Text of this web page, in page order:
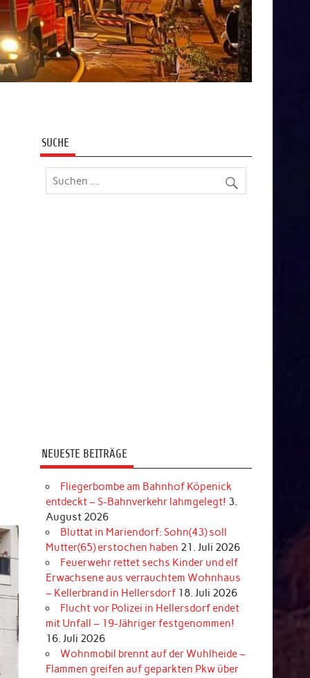
SUCHE
NEUESTE BEITRÄGE
Fliegerbombe am Bahnhof Köpenick
entdeckt – S-Bahnverkehr lahmgelegt! 3.
August 2026
Bluttat in Mariendorf: Sohn(43) soll
Mutter(65) erstochen haben 21. Juli 2026
Feuerwehr rettet sechs Kinder und elf
Erwachsene aus verrauchtem Wohnhaus
– Kellerbrand in Hellersdorf 18. Juli 2026
Flucht vor Polizei in Hellersdorf endet
mit Unfall – 19-Jähriger festgenommen!
16. Juli 2026
Wohnmobil brennt auf der Wuhlheide –
Flammen greifen auf geparkten Pkw über